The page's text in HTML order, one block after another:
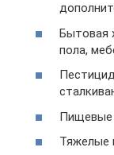
Бытовая
пола,
Пищевые
Тяжелые